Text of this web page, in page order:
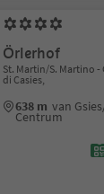
Örlerhof
St. Martin/S. Martino -
di Casies,
638 m van
Centrum